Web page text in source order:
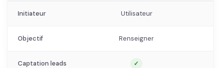
Initiateur Utilisateur
Objectif Renseigner
Captation leads ✓